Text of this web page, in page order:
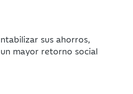
sus ahorros,
mayor retorno social